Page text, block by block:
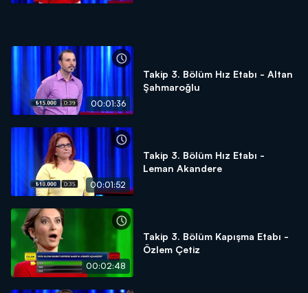
00:01:36
Takip 3. Bölüm Hız Etabı - Altan
Şahmaroğlu
00:01:52
Takip 3. Bölüm Hız Etabı -
Leman Akandere
00:02:48
Takip 3. Bölüm Kapışma Etabı -
Özlem Çetiz